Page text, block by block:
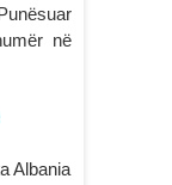
në
Albania